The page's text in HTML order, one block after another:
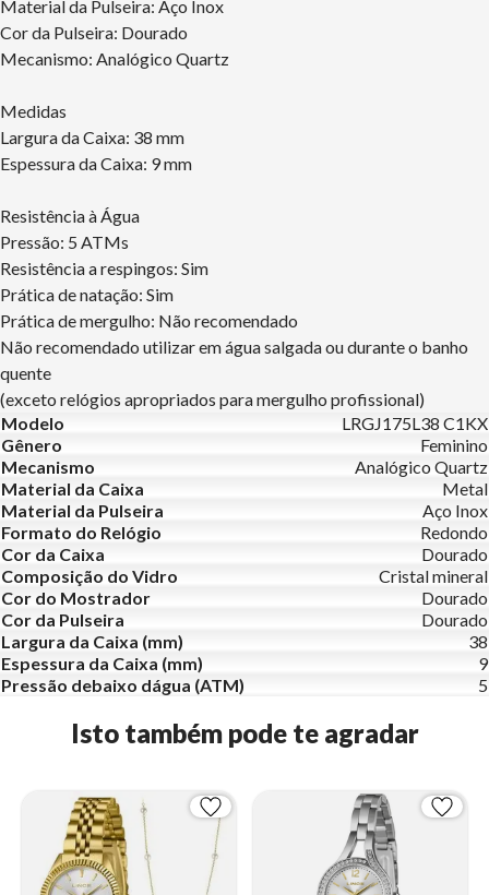
Material da Pulseira: Aço Inox
Cor da Pulseira: Dourado
Mecanismo: Analógico Quartz
Medidas
Largura da Caixa: 38 mm
Espessura da Caixa: 9 mm
Resistência à Água
Pressão: 5 ATMs
Resistência a respingos: Sim
Prática de natação: Sim
Prática de mergulho: Não recomendado
Não recomendado utilizar em água salgada ou durante o banho
quente
(exceto relógios apropriados para mergulho profissional)
Modelo
LRGJ175L38 C1KX
Gênero
Feminino
Mecanismo
Analógico Quartz
Material da Caixa
Metal
Material da Pulseira
Aço Inox
Formato do Relógio
Redondo
Cor da Caixa
Dourado
Composição do Vidro
Cristal mineral
Cor do Mostrador
Dourado
Cor da Pulseira
Dourado
Largura da Caixa (mm)
38
Espessura da Caixa (mm)
9
Pressão debaixo dágua (ATM)
5
Isto também pode te agradar